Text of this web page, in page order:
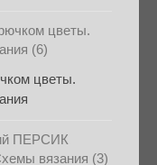
цветы.